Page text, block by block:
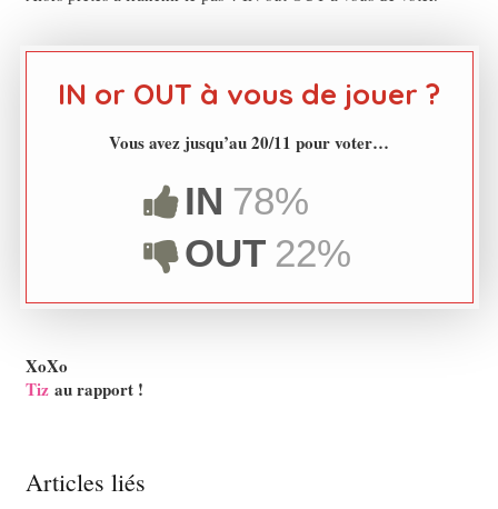
IN or OUT à vous de jouer ?
Vous avez jusqu’au 20/11 pour voter…
IN 78%
OUT 22%
XoXo
Tizau rapport !
Articles liés